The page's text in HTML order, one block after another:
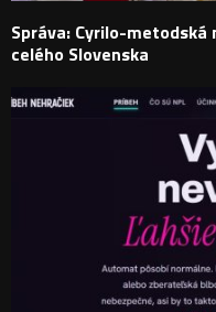
Správa: Cyrilo-
celého Slovenska